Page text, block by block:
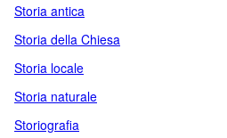
Storia antica
Storia della Chiesa
Storia locale
Storia naturale
Storiografia